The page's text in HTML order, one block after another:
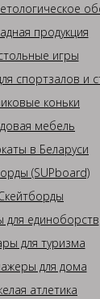
продукция
игры
спортзалов и
коньки
мебель
в Беларуси
(SUPboard)
для единоборств
для туризма
для дома
атлетика